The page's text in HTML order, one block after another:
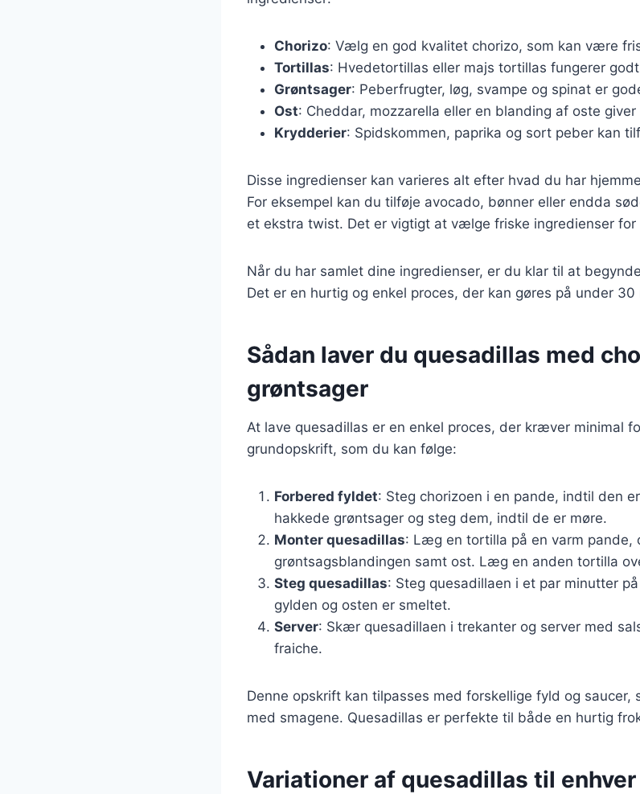
Chorizo: Vælg en god kvalitet chorizo, som kan være
Tortillas: Hvedetortillas eller majs tortillas fungerer
Grøntsager: Peberfrugter, løg, svampe og spinat er
Ost: Cheddar, mozzarella eller en blanding af oste
Krydderier: Spidskommen, paprika og sort peber kan
Disse ingredienser kan varieres alt efter hvad du har
For eksempel kan du tilføje avocado, bønner eller endda
et ekstra twist. Det er vigtigt at vælge friske ingredienser
Når du har samlet dine ingredienser, er du klar til at
Det er en hurtig og enkel proces, der kan gøres på under 30
Sådan laver du quesadillas med
grøntsager
At lave quesadillas er en enkel proces, der kræver minimal
grundopskrift, som du kan følge:
Forbered fyldet: Steg chorizoen i en pande, indtil den
hakkede grøntsager og steg dem, indtil de er møre.
Monter quesadillas: Læg en tortilla på en varm pande,
grøntsagsblandingen samt ost. Læg en anden tortilla
Steg quesadillas: Steg quesadillaen i et par minutter
gylden og osten er smeltet.
Server: Skær quesadillaen i trekanter og server med
fraiche.
Denne opskrift kan tilpasses med forskellige fyld og saucer,
med smagene. Quesadillas er perfekte til både en hurtig
Variationer af quesadillas til enhver